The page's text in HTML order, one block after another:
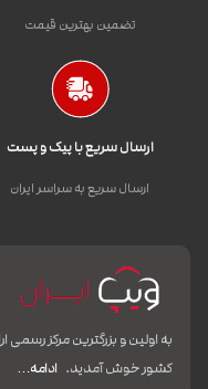
تضمین بهترین قیمت
ارسال سریع با پیک و پست
ارسال سریع به سراسر ایران
به اولین و بزرگترین مرکز
کشور خوش آمدید. ادامه…